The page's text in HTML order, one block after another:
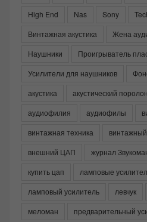
High End
Nas Sony
Винтажная акустика
Жена
Наушники
Проигрыватель
Усилители для наушников
акустика
акустический поролон
аудиофилия
аудиофилы
винтажная техника
внешний ЦАП
журнал
купить цап
ламповые
ламповый усилитель
левчук
меломан
предварительный